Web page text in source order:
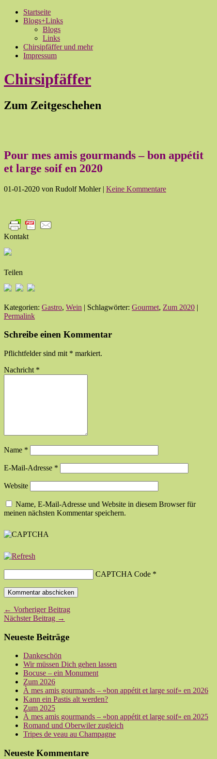
Startseite
Blogs+Links
Blogs
Links
Chirsipfäffer und mehr
Impressum
Chirsipfäffer
Zum Zeitgeschehen
Pour mes amis gourmands – bon appétit
et large soif en 2020
01-01-2020 von Rudolf Mohler| Keine Kommentare
Kontakt
Teilen
Kategorien: Gastro, Wein | Schlagwörter: Gourmet, Zum 2020 |
Permalink
Schreibe einen Kommentar
Pflichtfelder sind mit * markiert.
Nachricht *
Name *
E-Mail-Adresse *
Website
Name, E-Mail-Adresse und Website in diesem Browser für
meinen nächsten Kommentar speichern.
CAPTCHA Code *
← Vorheriger Beitrag
Nächster Beitrag →
Neueste Beiträge
Dankeschön
Wir müssen Dich gehen lassen
Bocuse – ein Monument
Zum 2026
À mes amis gourmands – «bon appétit et large soif» en 2026
Kann ein Pastis alt werden?
Zum 2025
À mes amis gourmands – «bon appétit et large soif» en 2025
Romand und Oberwiler zugleich
Tripes de veau au Champagne
Neueste Kommentare